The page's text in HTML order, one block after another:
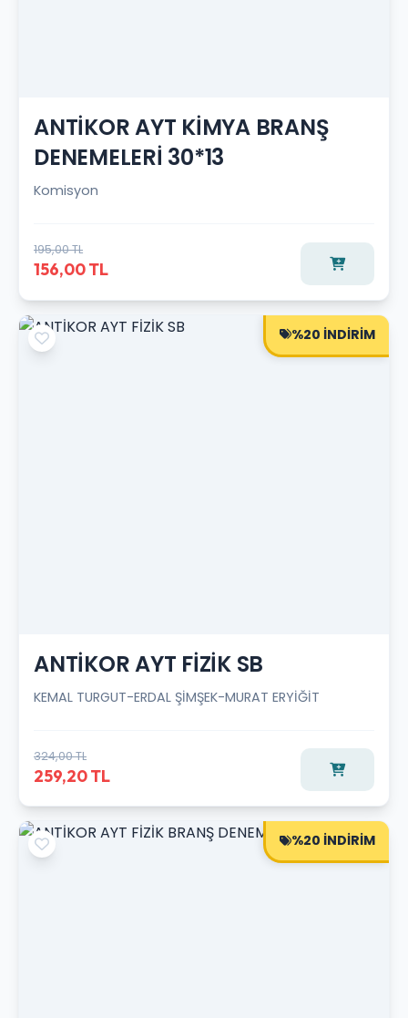
ANTİKOR AYT KİMYA BRANŞ
DENEMELERİ 30*13
Komisyon
195,00 TL
156,00 TL
%20 İNDİRİM
ANTİKOR AYT FİZİK SB
KEMAL TURGUT-ERDAL ŞİMŞEK-MURAT ERYİĞİT
324,00 TL
259,20 TL
%20 İNDİRİM